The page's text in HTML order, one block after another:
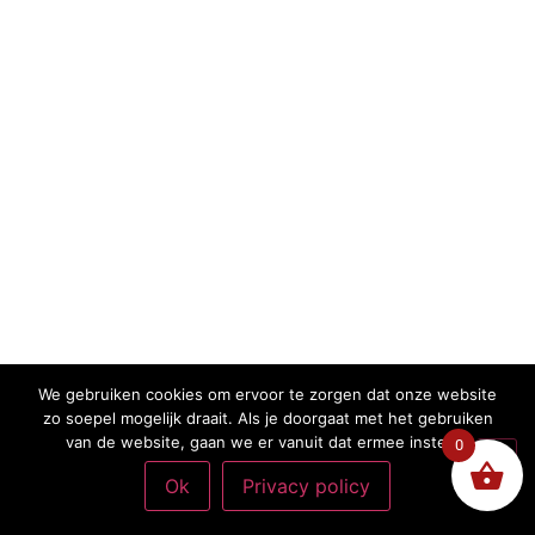
0
We gebruiken cookies om ervoor te zorgen dat onze website
zo soepel mogelijk draait. Als je doorgaat met het gebruiken
van de website, gaan we er vanuit dat ermee instemt.
Ok Privacy policy